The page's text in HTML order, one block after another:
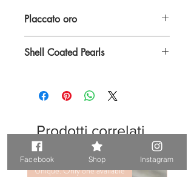
Placcato oro
Shell Coated Pearls
Prodotti correlati
Unique. Only one available
Facebook Shop Instagram